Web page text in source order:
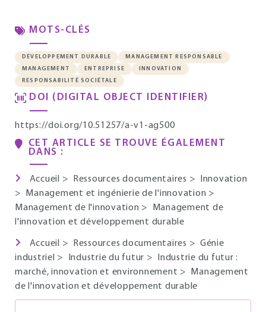
MOTS-CLÉS
DÉVELOPPEMENT DURABLE
MANAGEMENT RESPONSABLE
MANAGEMENT
ENTREPRISE
INNOVATION
RESPONSABILITÉ SOCIÉTALE
DOI (DIGITAL OBJECT IDENTIFIER)
https://doi.org/10.51257/a-v1-ag500
CET ARTICLE SE TROUVE ÉGALEMENT
DANS :
Accueil > Ressources documentaires >
Innovation
>
Management et ingénierie de l'innovation >
Management de l'innovation >
Management de
l'innovation et développement durable
Accueil > Ressources documentaires > Génie
industriel > Industrie du futur >
Industrie du futur :
marché, innovation et environnement >
Management
de l'innovation et développement durable